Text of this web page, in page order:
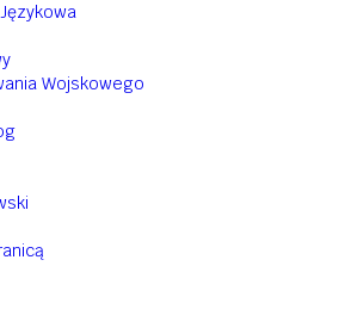
Wojskowego